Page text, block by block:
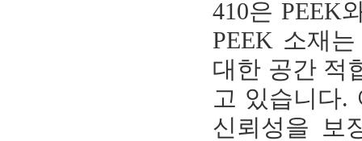
410은 PEEK
PEEK 소재
대한 공간 적
고 있습니다.
신뢰성을 보